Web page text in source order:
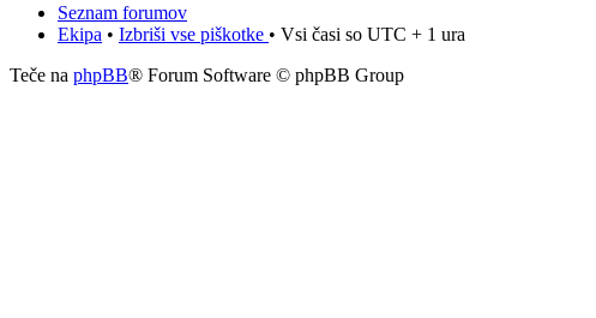
Seznam forumov
Ekipa • Izbriši vse piškotke • Vsi časi so UTC + 1 ura
Teče na phpBB® Forum Software © phpBB Group